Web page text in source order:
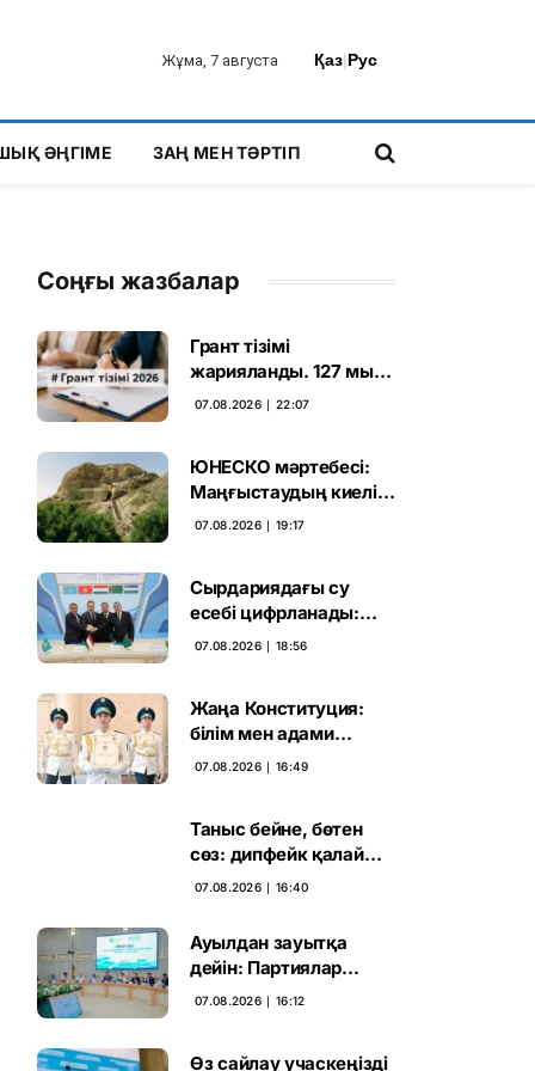
Жұма, 7 августа Қаз|Рус
ӘҢГІМЕ ЗАҢ МЕН ТӘРТІП
Соңғы жазбалар
Грант тізімі
жарияланды. 127 мың
талапкердің
07.08.2026 ∣ 22:07
ЮНЕСКО мәртебесі:
Маңғыстаудың киелі
мұрасын қорғаудың
07.08.2026 ∣ 19:17
Сырдариядағы су
есебі цифрланады:
Орталық Азия ортақ
07.08.2026 ∣ 18:56
Жаңа Конституция:
білім мен адами
капиталға салынған
07.08.2026 ∣ 16:49
Таныс бейне, бөтен
сөз: дипфейк қалай
жұмыс істейді
07.08.2026 ∣ 16:40
Ауылдан зауытқа
дейін: Партиялар
сайлаушымен бетпе-
07.08.2026 ∣ 16:12
Өз сайлау учаскеңізді